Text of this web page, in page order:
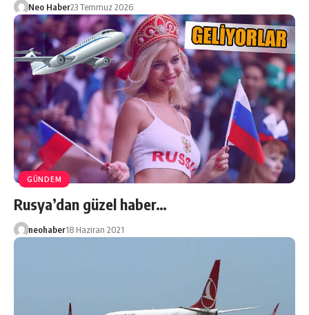
Neo Haber23 Temmuz 2026
GÜNDEM
Rusya’dan güzel haber…
neohaber18 Haziran 2021